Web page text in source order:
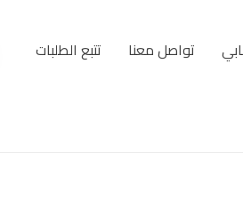
تواصل معنا تتبع الطلبات